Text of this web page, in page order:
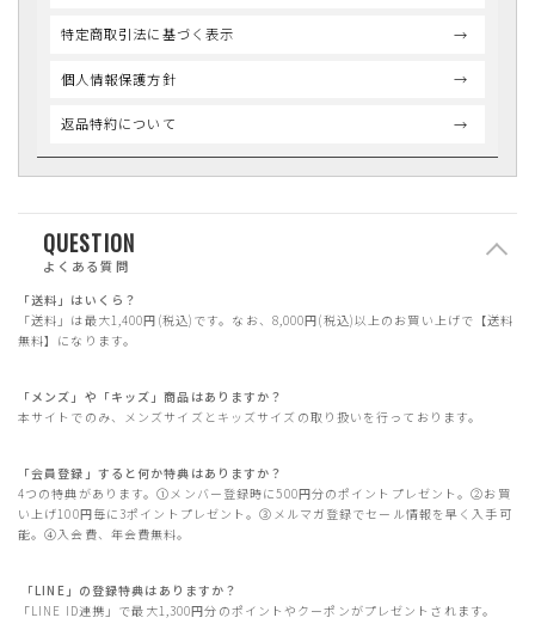
特定商取引法に基づく表示
個人情報保護方針
返品特約について
QUESTION
よくある質問
「送料」はいくら？
「送料」は最大1,400円(税込)です。なお、8,000円(税込)以上のお買い上げで【送料
無料】になります。
「メンズ」や「キッズ」商品はありますか？
本サイトでのみ、メンズサイズとキッズサイズの取り扱いを行っております。
「会員登録」すると何か特典はありますか？
4つの特典があります。①メンバー登録時に500円分のポイントプレゼント。②お買
い上げ100円毎に3ポイントプレゼント。③メルマガ登録でセール情報を早く入手可
能。④入会費、年会費無料。
「LINE」の登録特典はありますか？
「LINE ID連携」で最大1,300円分のポイントやクーポンがプレゼントされます。